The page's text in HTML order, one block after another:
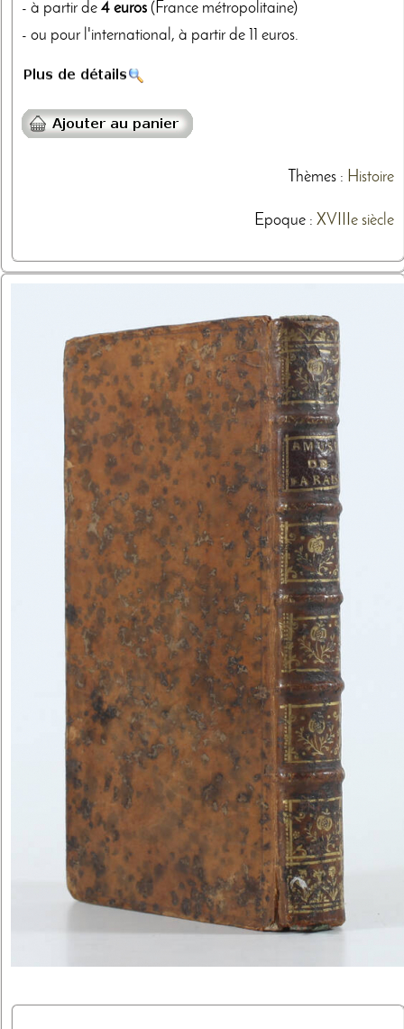
- à partir de 4 euros (France métropolitaine)
- ou pour l'international, à partir de 11 euros.
Thèmes: Histoire
Epoque : XVIIIe siècle